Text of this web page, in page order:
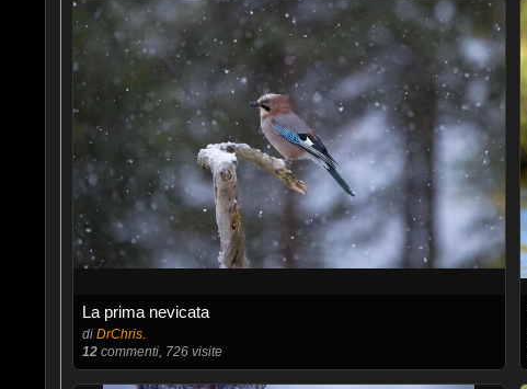
La prima nevicata
di DrChris.
12commenti, 726 visite